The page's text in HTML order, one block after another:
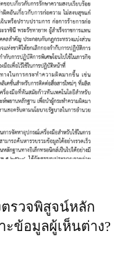
รวจพิสูจน์หลัก
ะข้อมูลผู้เห็นต่าง?